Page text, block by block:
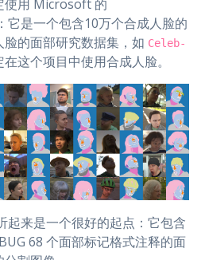
使用 Microsoft 的
它是一个包含10万个合成人脸的
的面部研究数据集，如 Celeb-
在这个项目中使用合成人脸。
起来是一个很好的起点：它包含
68 个面部标记格式注释的面